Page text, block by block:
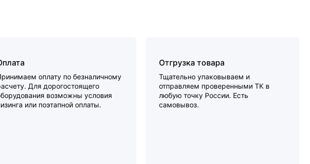
оплату по безналичному
Для дорогостоящего
возможны условия
или поэтапной оплаты.
Отгрузка товара
Тщательно упаковываем и
отправляем проверенными ТК в
любую точку России. Есть
самовывоз.